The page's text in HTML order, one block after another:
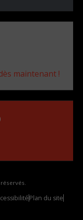
maintenant !
Plan du site